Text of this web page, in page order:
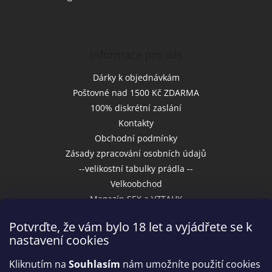
Potvrďte, že vám bylo 18 let a vyjádřete se k
nastavení cookies
Kliknutím na Souhlasím nám umožníte použití cookies
Dárky k objednávkám
Poštovné nad 1500 Kč ZDARMA
100% diskrétní zaslání
Kontakty
Obchodní podmínky
Zásady zpracování osobních údajů
--velikostní tabulky prádla --
Velkoobchod
Magazín SEX a VZTAHY
Přijímáme online platby